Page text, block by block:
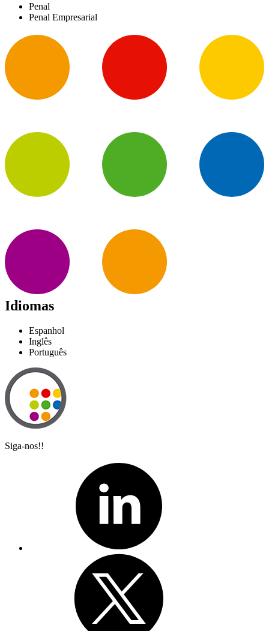
Penal
Penal Empresarial
Idiomas
Espanhol
Inglês
Português
Siga-nos!!